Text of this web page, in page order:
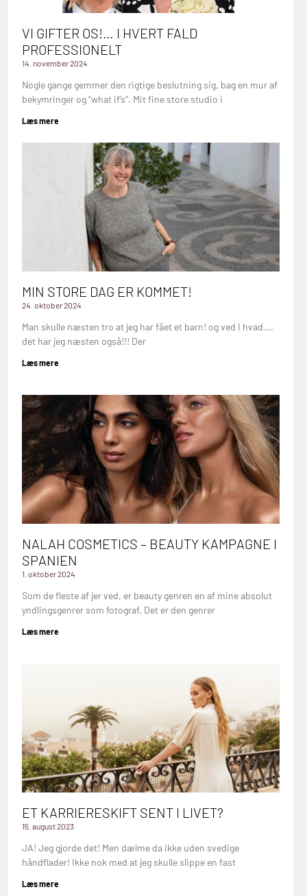
VI GIFTER OS!… I HVERT FALD
PROFESSIONELT
14. november 2024
Nogle gange gemmer den rigtige beslutning sig, bag en mur af
bekymringer og “what if’s”. Mit fine store studio i
Læs mere
MIN STORE DAG ER KOMMET!
24. oktober 2024
Man skulle næsten tro at jeg har fået et barn! og ved I hvad….
det har jeg næsten også!!! Der
Læs mere
NALAH COSMETICS – BEAUTY KAMPAGNE I
SPANIEN
1. oktober 2024
Som de fleste af jer ved, er beauty genren en af mine absolut
yndlingsgenrer som fotograf. Det er den genrer
Læs mere
ET KARRIERESKIFT SENT I LIVET?
15. august 2023
JA! Jeg gjorde det! Men dælme da ikke uden svedige
håndflader! Ikke nok med at jeg skulle slippe en fast
Læs mere